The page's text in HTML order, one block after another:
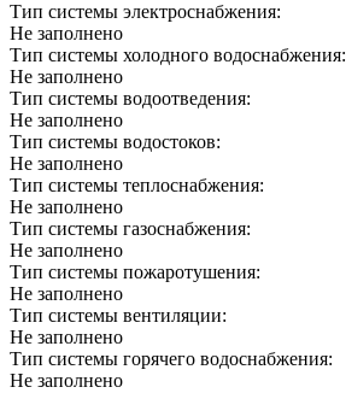
Тип системы электроснабжения:
Не заполнено
Тип системы холодного водоснабжения:
Не заполнено
Тип системы водоотведения:
Не заполнено
Тип системы водостоков:
Не заполнено
Тип системы теплоснабжения:
Не заполнено
Тип системы газоснабжения:
Не заполнено
Тип системы пожаротушения:
Не заполнено
Тип системы вентиляции:
Не заполнено
Тип системы горячего водоснабжения:
Не заполнено